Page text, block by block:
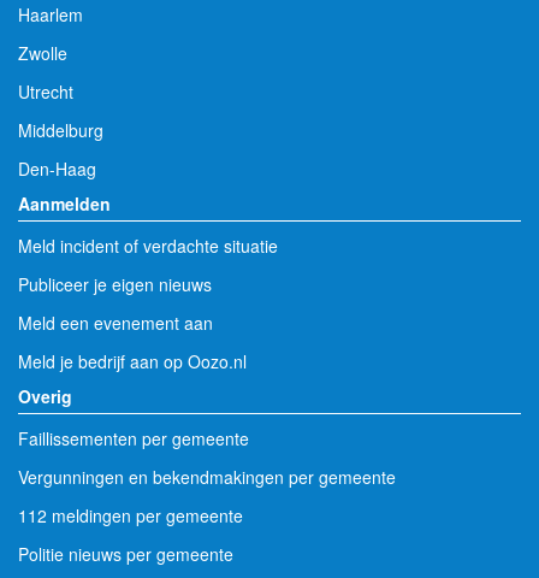
Haarlem
Zwolle
Utrecht
Middelburg
Den-Haag
Aanmelden
Meld incident of verdachte situatie
Publiceer je eigen nieuws
Meld een evenement aan
Meld je bedrijf aan op Oozo.nl
Overig
Faillissementen per gemeente
Vergunningen en bekendmakingen per gemeente
112 meldingen per gemeente
Politie nieuws per gemeente